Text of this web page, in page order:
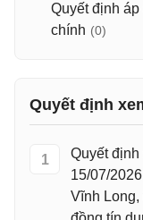
Quyết định
chính (0)
Quyết định
1
Quyết
15/07/
Vĩnh